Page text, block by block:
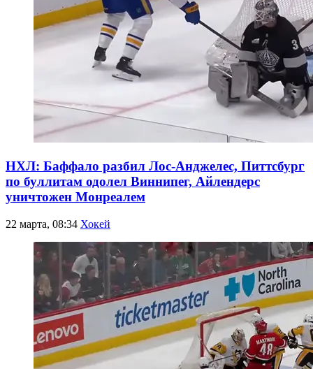
НХЛ: Баффало разбил Лос-Анджелес, Питтсбург
по буллитам одолел Виннипег, Айлендерс
уничтожен Монреалем
22 марта, 08:34 Хокей